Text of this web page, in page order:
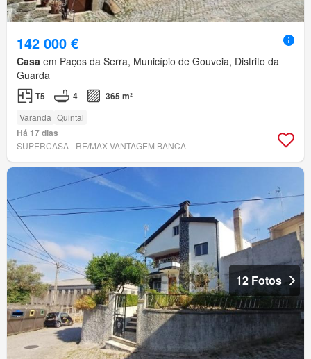
142 000 €
Casa em Paços da Serra, Município de Gouveia, Distrito da
Guarda
T5 4 365 m²
Varanda Quintal
Há 17 dias
SUPERCASA - RE/MAX VANTAGEM BANCA
12 Fotos